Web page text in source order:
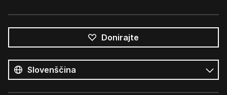
Donirajte
jeziki
Jezik